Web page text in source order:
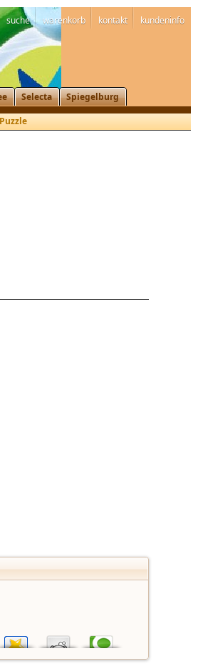
suche warenkorb kontakt kundeninfo
Selecta
Spiegelburg
Puzzle